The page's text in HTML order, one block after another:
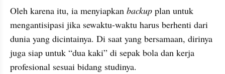
Oleh karena itu, ia menyiapkan backup plan untuk
mengantisipasi jika sewaktu-waktu harus berhenti dari
dunia yang dicintainya. Di saat yang bersamaan, dirinya
juga siap untuk “dua kaki” di sepak bola dan kerja
profesional sesuai bidang studinya.